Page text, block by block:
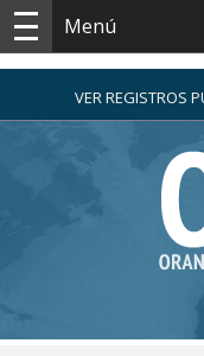
Menú
VER REGISTROS